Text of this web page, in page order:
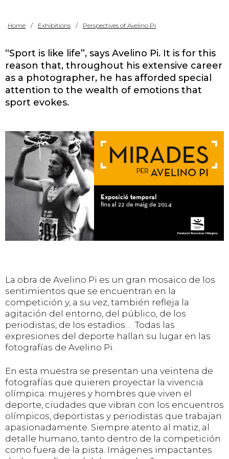
Home Exhibitions Perspectives of Avelino Pi
“Sport is like life”, says Avelino Pi. It is for this
reason that, throughout his extensive career
as a photographer, he has afforded special
attention to the wealth of emotions that
sport evokes.
La obra de Avelino Pi es un gran mosaico de los
sentimientos que se encuentran en la
competición y, a su vez, también refleja la
agitación del entorno, del público, de los
periodistas, de los estadios… Todas las
expresiones del deporte hallan su lugar en las
fotografías de Avelino Pi.
En esta muestra se presentan una veintena de
fotografías que quieren proyectar la vivencia
olímpica: mujeres y hombres que viven el
deporte, ciudades que vibran con los encuentros
olímpicos, deportistas y periodistas que trabajan
apasionadamente. Siempre atento al matiz, al
detalle humano, tanto dentro de la competición
como fuera de la pista. Imágenes impactantes